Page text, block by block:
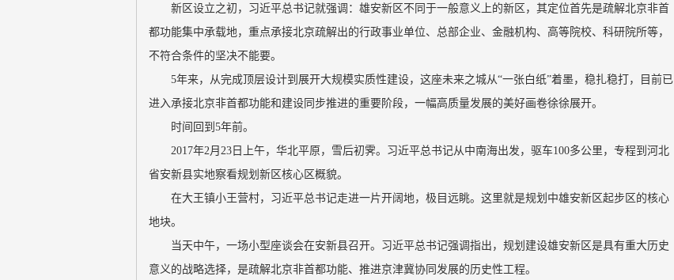
新区设立之初，习近平总书记就强调：雄安新区不同于一般意义上的新区，其定位首先是疏解北京非首
都功能集中承载地，重点承接北京疏解出的行政事业单位、总部企业、金融机构、高等院校、科研院所等，
不符合条件的坚决不能要。
5年来，从完成顶层设计到展开大规模实质性建设，这座未来之城从“一张白纸”着墨，稳扎稳打，目前已
进入承接北京非首都功能和建设同步推进的重要阶段，一幅高质量发展的美好画卷徐徐展开。
时间回到5年前。
2017年2月23日上午，华北平原，雪后初霁。习近平总书记从中南海出发，驱车100多公里，专程到河北
省安新县实地察看规划新区核心区概貌。
在大王镇小王营村，习近平总书记走进一片开阔地，极目远眺。这里就是规划中雄安新区起步区的核心
地块。
当天中午，一场小型座谈会在安新县召开。习近平总书记强调指出，规划建设雄安新区是具有重大历史
意义的战略选择，是疏解北京非首都功能、推进京津冀协同发展的历史性工程。